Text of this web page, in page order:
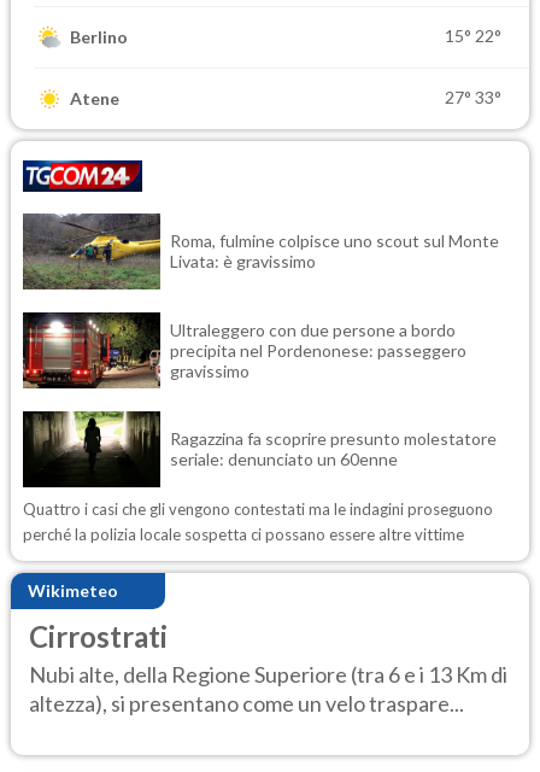
Berlino 15° 22°
Atene 27° 33°
Roma, fulmine colpisce uno scout sul Monte
Livata: è gravissimo
Ultraleggero con due persone a bordo
precipita nel Pordenonese: passeggero
gravissimo
Ragazzina fa scoprire presunto molestatore
seriale: denunciato un 60enne
Quattro i casi che gli vengono contestati ma le indagini proseguono
perché la polizia locale sospetta ci possano essere altre vittime
Wikimeteo
Cirrostrati
Nubi alte, della Regione Superiore (tra 6 e i 13 Km di
altezza), si presentano come un velo traspare...